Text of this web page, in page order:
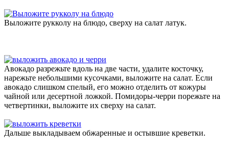
Выложите рукколу на блюдо, сверху на салат латук.
Авокадо разрежьте вдоль на две части, удалите косточку,
нарежьте небольшими кусочками, выложите на салат. Если
авокадо слишком спелый, его можно отделить от кожуры
чайной или десертной ложкой. Помидоры-черри порежьте на
четвертинки, выложите их сверху на салат.
Дальше выкладываем обжаренные и остывшие креветки.